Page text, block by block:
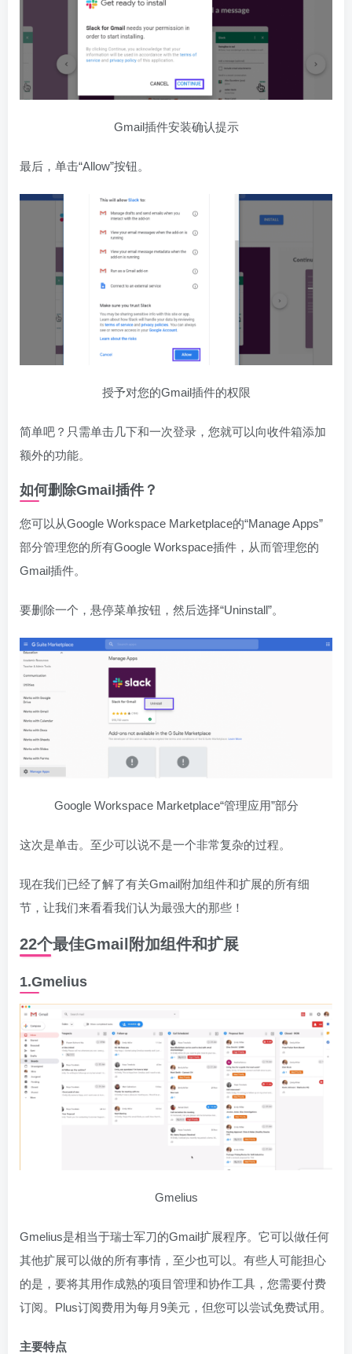
Gmail插件安装确认提示
最后，单击“Allow”按钮。
授予对您的Gmail插件的权限
简单吧？只需单击几下和一次登录，您就可以向收件箱添加
额外的功能。
如何删除Gmail插件？
您可以从Google Workspace Marketplace的“Manage Apps”
部分管理您的所有Google Workspace插件，从而管理您的
Gmail插件。
要删除一个，悬停菜单按钮，然后选择“Uninstall”。
Google Workspace Marketplace“管理应用”部分
这次是单击。至少可以说不是一个非常复杂的过程。
现在我们已经了解了有关Gmail附加组件和扩展的所有细
节，让我们来看看我们认为最强大的那些！
22个最佳Gmail附加组件和扩展
1.Gmelius
Gmelius
Gmelius是相当于瑞士军刀的Gmail扩展程序。它可以做任何
其他扩展可以做的所有事情，至少也可以。有些人可能担心
的是，要将其用作成熟的项目管理和协作工具，您需要付费
订阅。Plus订阅费用为每月9美元，但您可以尝试免费试用。
主要特点